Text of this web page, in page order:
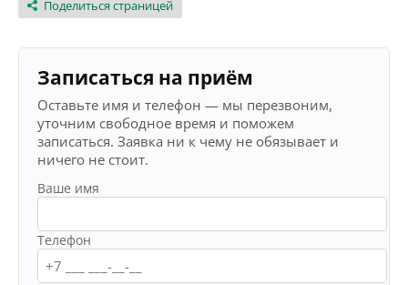
Поделиться страницей
Записаться на приём
Оставьте имя и телефон — мы перезвоним,
уточним свободное время и поможем
записаться. Заявка ни к чему не обязывает и
ничего не стоит.
Ваше имя
Телефон